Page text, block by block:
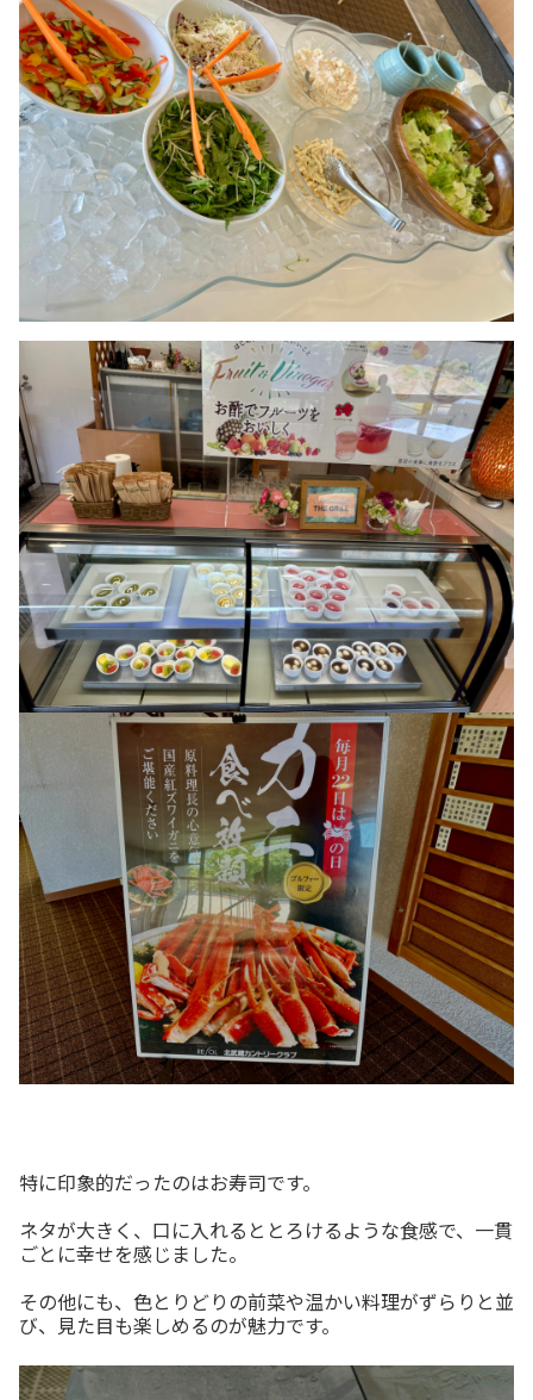
特に印象的だったのはお寿司です。
ネタが大きく、口に入れるととろけるような食感で、一貫
ごとに幸せを感じました。
その他にも、色とりどりの前菜や温かい料理がずらりと並
び、見た目も楽しめるのが魅力です。